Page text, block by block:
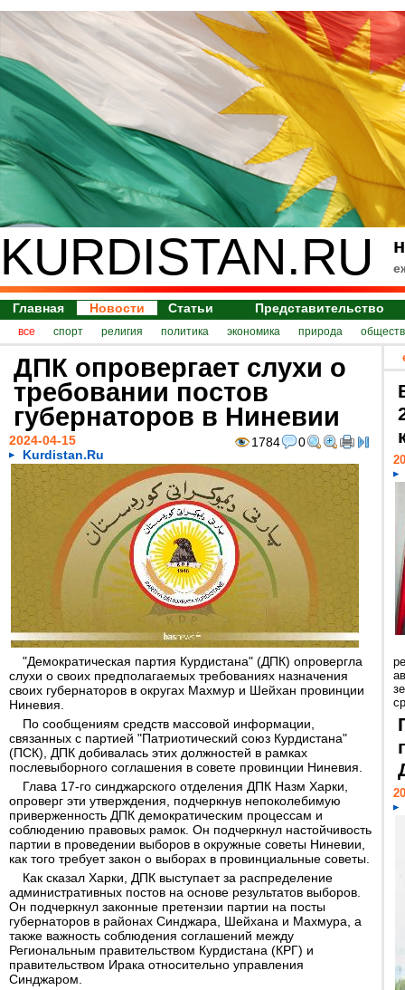
KURDISTAN.RU
Главная Новости Статьи Представительство
все спорт религия политика экономика природа
ДПК опровергает слухи о
требовании постов
губернаторов в Ниневии
1784 0
2024-04-15
Kurdistan.Ru
"Демократическая партия Курдистана" (ДПК) опровергла
слухи о своих предполагаемых требованиях назначения
своих губернаторов в округах Махмур и Шейхан провинции
Ниневия.
По сообщениям средств массовой информации,
связанных с партией "Патриотический союз Курдистана"
(ПСК), ДПК добивалась этих должностей в рамках
послевыборного соглашения в совете провинции Ниневия.
Глава 17-го синджарского отделения ДПК Назм Харки,
опроверг эти утверждения, подчеркнув непоколебимую
приверженность ДПК демократическим процессам и
соблюдению правовых рамок. Он подчеркнул настойчивость
партии в проведении выборов в окружные советы Ниневии,
как того требует закон о выборах в провинциальные советы.
Как сказал Харки, ДПК выступает за распределение
административных постов на основе результатов выборов.
Он подчеркнул законные претензии партии на посты
губернаторов в районах Синджара, Шейхана и Махмура, а
также важность соблюдения соглашений между
Региональным правительством Курдистана (КРГ) и
правительством Ирака относительно управления
Синджаром.